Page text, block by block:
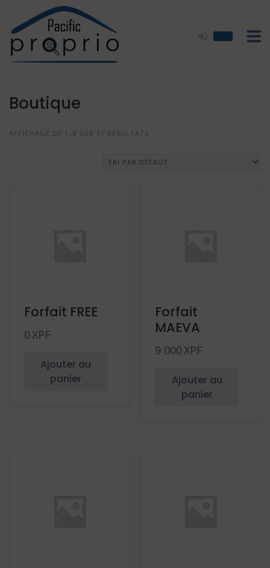
content
Boutique
AFFICHAGE DE 1–8 SUR 11 RÉSULTATS
Forfait FREE
0 XPF
Ajouter au
panier
Forfait
MAEVA
9 000 XPF
Ajouter au
panier